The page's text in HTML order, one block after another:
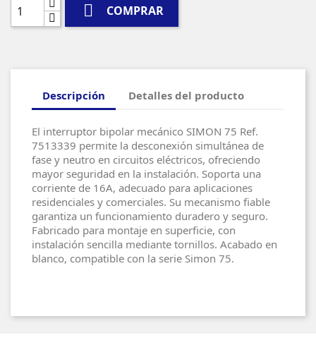
 COMPRAR
Descripción Detalles del producto
El interruptor bipolar mecánico SIMON 75 Ref.
7513339 permite la desconexión simultánea de
fase y neutro en circuitos eléctricos, ofreciendo
mayor seguridad en la instalación. Soporta una
corriente de 16A, adecuado para aplicaciones
residenciales y comerciales. Su mecanismo fiable
garantiza un funcionamiento duradero y seguro.
Fabricado para montaje en superficie, con
instalación sencilla mediante tornillos. Acabado en
blanco, compatible con la serie Simon 75.